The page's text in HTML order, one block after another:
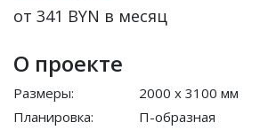
от 341 BYN в месяц
О проекте
Размеры:
Планировка:
2000 x 3100 мм
П-образная